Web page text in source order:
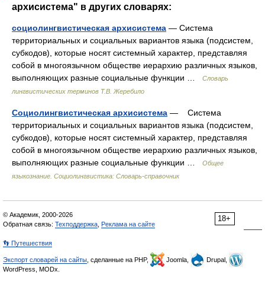
архисистема" в других словарях:
социолингвистическая архисистема — Система
территориальных и социальных вариантов языка (подсистем,
субкодов), которые носят системный характер, представляя
собой в многоязычном обществе иерархию различных языков,
выполняющих разные социальные функции …
Словарь
лингвистических терминов Т.В. Жеребило
Социолингвистическая архисистема — Система
территориальных и социальных вариантов языка (подсистем,
субкодов), которые носят системный характер, представляя
собой в многоязычном обществе иерархию различных языков,
выполняющих разные социальные функции …
Общее
языкознание. Социолингвистика: Словарь-справочник
18+
© Академик, 2000-2026
Обратная связь: Техподдержка Реклама на сайте
👣 Путешествия
Экспорт словарей на сайты , сделанные на PHP, Joomla,
Drupal,
WordPress, MODx.